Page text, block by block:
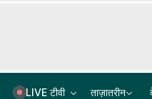
LIVE टीवी ताज़ातरीन